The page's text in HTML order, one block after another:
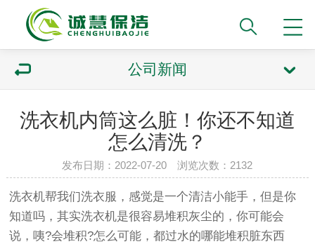
公司新闻
洗衣机内筒这么脏！你还不知道
怎么清洗？
发布日期：2022-07-20 浏览次数：2132
洗衣机帮我们洗衣服，感觉是一个清洁小能手，但是你
知道吗，其实洗衣机是很容易堆积灰尘的，你可能会
说，咦?会堆积?怎么可能，都过水的哪能堆积脏东西